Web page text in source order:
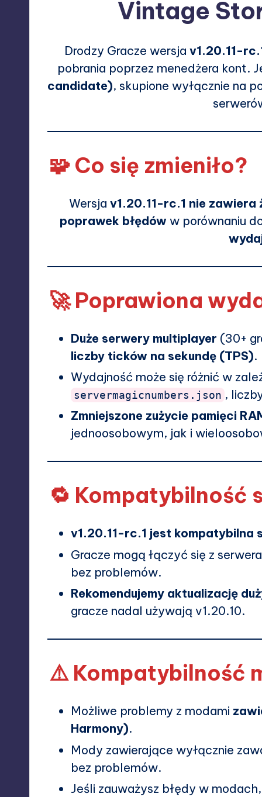
Vintage
Drodzy Gracze wersja v1.20.11-
pobrania poprzez menedżera kont.
candidate), skupione wyłącznie na
🧩 Co się zmieniło?
Wersjav1.20.11-rc.1 nie zawiera
poprawek błędów w porównaniu
🚀 Poprawiona
Duże serwery multiplayer (30+
liczby ticków na sekundę (TPS).
Wydajność może się różnić w
servermagicnumbers.json ,
Zmniejszone zużycie pamięci
jednoosobowym, jak i
🔁 Kompatybilność
v1.20.11-rc.1 jest kompatybilna
Gracze mogą łączyć się z
bez problemów.
Rekomendujemy aktualizację
gracze nadal używają v1.20.10.
⚠️ Kompatybilność
Możliwe problemy z modami
Harmony).
Mody zawierające wyłącznie
bez problemów.
Jeśli zauważysz błędy w